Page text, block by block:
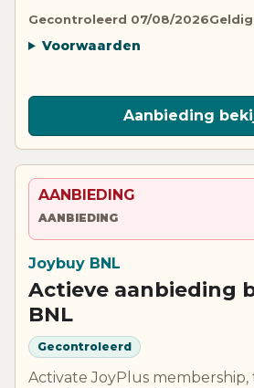
Gecontroleerd 07/08/2026
Voorwaarden
Aanbieding
AANBIEDING
AANBIEDING
Joybuy BNL
Actieve aanbieding
BNL
Gecontroleerd
Activate JoyPlus